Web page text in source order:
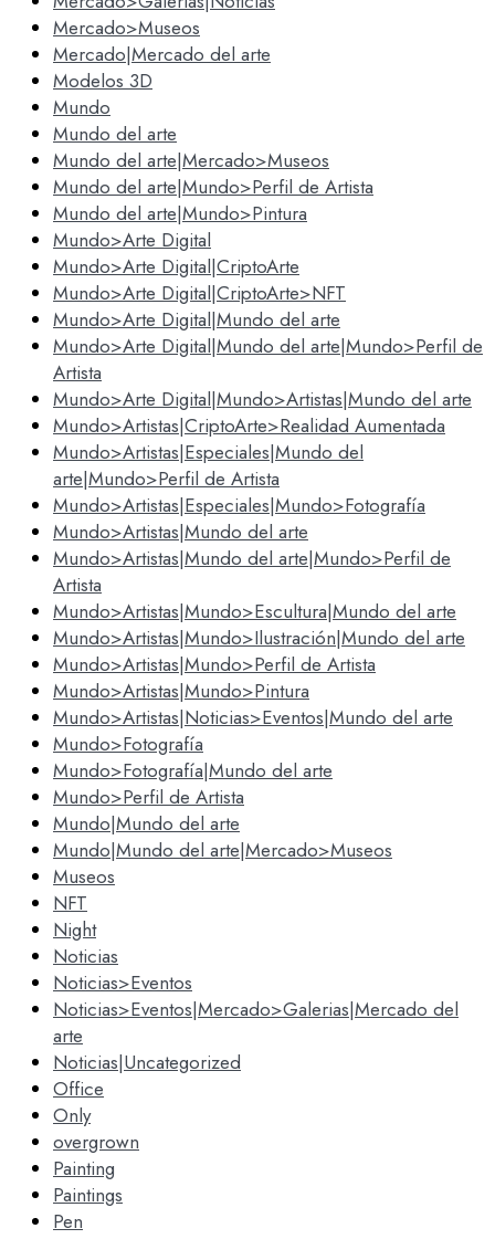
Mercado>Museos
Mercado|Mercado del arte
Modelos 3D
Mundo
Mundo del arte
Mundo del arte|Mercado>Museos
Mundo del arte|Mundo>Perfil de Artista
Mundo del arte|Mundo>Pintura
Mundo>Arte Digital
Mundo>Arte Digital|CriptoArte
Mundo>Arte Digital|CriptoArte>NFT
Mundo>Arte Digital|Mundo del arte
Mundo>Arte Digital|Mundo del arte|Mundo>Perfil de
Artista
Mundo>Arte Digital|Mundo>Artistas|Mundo del arte
Mundo>Artistas|CriptoArte>Realidad Aumentada
Mundo>Artistas|Especiales|Mundo del
arte|Mundo>Perfil de Artista
Mundo>Artistas|Especiales|Mundo>Fotografía
Mundo>Artistas|Mundo del arte
Mundo>Artistas|Mundo del arte|Mundo>Perfil de
Artista
Mundo>Artistas|Mundo>Escultura|Mundo del arte
Mundo>Artistas|Mundo>Ilustración|Mundo del arte
Mundo>Artistas|Mundo>Perfil de Artista
Mundo>Artistas|Mundo>Pintura
Mundo>Artistas|Noticias>Eventos|Mundo del arte
Mundo>Fotografía
Mundo>Fotografía|Mundo del arte
Mundo>Perfil de Artista
Mundo|Mundo del arte
Mundo|Mundo del arte|Mercado>Museos
Museos
NFT
Night
Noticias
Noticias>Eventos
Noticias>Eventos|Mercado>Galerias|Mercado del
arte
Noticias|Uncategorized
Office
Only
overgrown
Painting
Paintings
Pen